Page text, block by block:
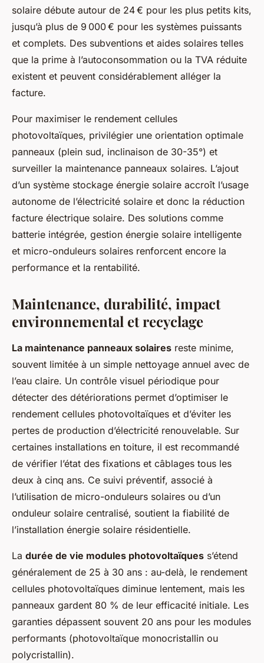
solaire débute autour de 24 € pour les plus petits kits,
jusqu’à plus de 9 000 € pour les systèmes puissants
et complets. Des subventions et aides solaires telles
que la prime à l’autoconsommation ou la TVA réduite
existent et peuvent considérablement alléger la
facture.
Pour maximiser le rendement cellules
photovoltaïques, privilégier une orientation optimale
panneaux (plein sud, inclinaison de 30-35°) et
surveiller la maintenance panneaux solaires. L’ajout
d’un système stockage énergie solaire accroît l’usage
autonome de l’électricité solaire et donc la réduction
facture électrique solaire. Des solutions comme
batterie intégrée, gestion énergie solaire intelligente
et micro-onduleurs solaires renforcent encore la
performance et la rentabilité.
Maintenance, durabilité, impact
environnemental et recyclage
La maintenance panneaux solaires reste minime,
souvent limitée à un simple nettoyage annuel avec de
l’eau claire. Un contrôle visuel périodique pour
détecter des détériorations permet d’optimiser le
rendement cellules photovoltaïques et d’éviter les
pertes de production d’électricité renouvelable. Sur
certaines installations en toiture, il est recommandé
de vérifier l’état des fixations et câblages tous les
deux à cinq ans. Ce suivi préventif, associé à
l’utilisation de micro-onduleurs solaires ou d’un
onduleur solaire centralisé, soutient la fiabilité de
l’installation énergie solaire résidentielle.
La durée de vie modules photovoltaïques s’étend
généralement de 25 à 30 ans : au-delà, le rendement
cellules photovoltaïques diminue lentement, mais les
panneaux gardent 80 % de leur efficacité initiale. Les
garanties dépassent souvent 20 ans pour les modules
performants (photovoltaïque monocristallin ou
polycristallin).